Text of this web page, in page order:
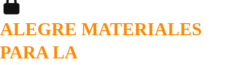
ALEGRE MATERIALES
PARA LA